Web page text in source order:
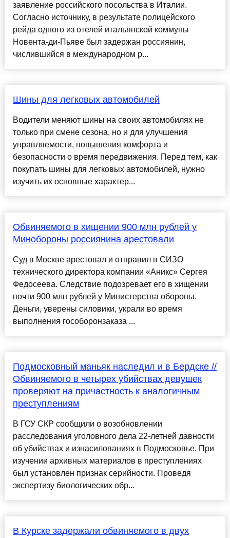
заявление российского посольства в Италии.
Согласно источнику, в результате полицейского
рейда одного из отелей итальянской коммуны
Новента-ди-Пьяве был задержан россиянин,
числившийся в международном р...
Шины для легковых автомобилей
Водители меняют шины на своих автомобилях не
только при смене сезона, но и для улучшения
управляемости, повышения комфорта и
безопасности о время передвижения. Перед тем, как
покупать шины для легковых автомобилей, нужно
изучить их основные характер...
Обвиняемого в хищении 900 млн рублей у
Минобороны россиянина арестовали
Суд в Москве арестовал и отправил в СИЗО
технического директора компании «Аникс» Сергея
Федосеева. Следствие подозревает его в хищении
почти 900 млн рублей у Министерства обороны.
Деньги, уверены силовики, украли во время
выполнения гособоронзаказа ...
Подмосковный маньяк наследил и в Бердске //
Обвиняемого в четырех убийствах девушек
проверяют на причастность к аналогичным
преступлениям
В ГСУ СКР сообщили о возобновлении
расследования уголовного дела 22-летней давности
об убийствах и изнасилованиях в Подмосковье. При
изучении архивных материалов в преступлениях
был установлен признак серийности. Проведя
экспертизу биологических обр...
В Курске задержали обвиняемого в двух